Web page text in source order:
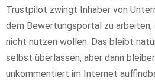
Trustpilot zwingt Inhaber von
dem Bewertungsportal zu
nicht nutzen wollen. Das bleibt
selbst überlassen, aber dann
unkommentiert im Internet